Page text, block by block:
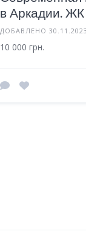
в Аркадии.
ДОБАВЛЕНО 30.11.2023
10 000 грн.